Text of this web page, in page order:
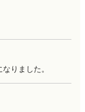
りました。